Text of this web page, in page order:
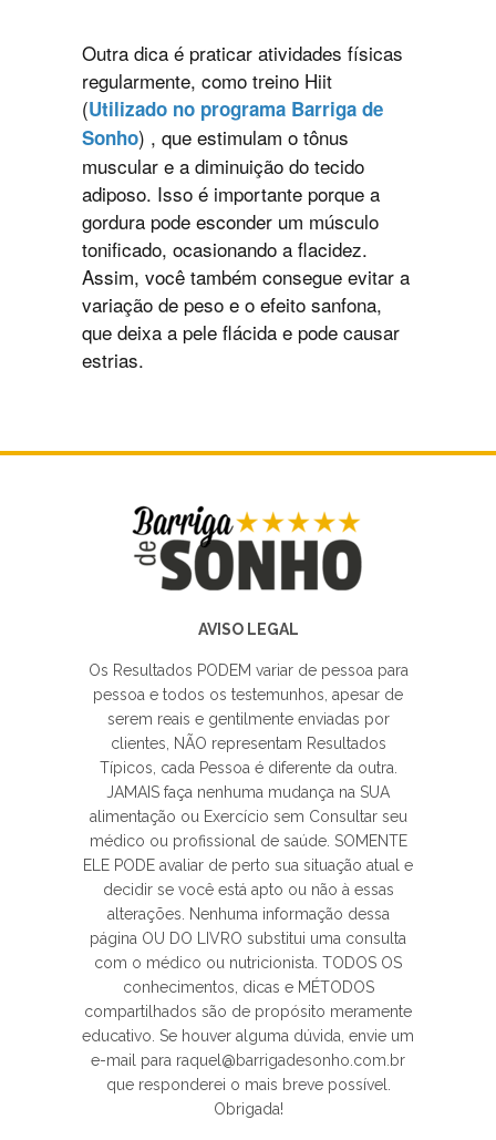
Outra dica é praticar atividades físicas
regularmente, como treino Hiit
(Utilizado no programa Barriga de
Sonho) , que estimulam o tônus
muscular e a diminuição do tecido
adiposo. Isso é importante porque a
gordura pode esconder um músculo
tonificado, ocasionando a flacidez.
Assim, você também consegue evitar a
variação de peso e o efeito sanfona,
que deixa a pele flácida e pode causar
estrias.
AVISO LEGAL
Os Resultados PODEM variar de pessoa para
pessoa e todos os testemunhos, apesar de
serem reais e gentilmente enviadas por
clientes, NÃO representam Resultados
Típicos, cada Pessoa é diferente da outra.
JAMAIS faça nenhuma mudança na SUA
alimentação ou Exercício sem Consultar seu
médico ou profissional de saúde. SOMENTE
ELE PODE avaliar de perto sua situação atual e
decidir se você está apto ou não à essas
alterações. Nenhuma informação dessa
página OU DO LIVRO substitui uma consulta
com o médico ou nutricionista. TODOS OS
conhecimentos, dicas e MÉTODOS
compartilhados são de propósito meramente
educativo. Se houver alguma dúvida, envie um
e-mail para raquel@barrigadesonho.com.br
que responderei o mais breve possível.
Obrigada!